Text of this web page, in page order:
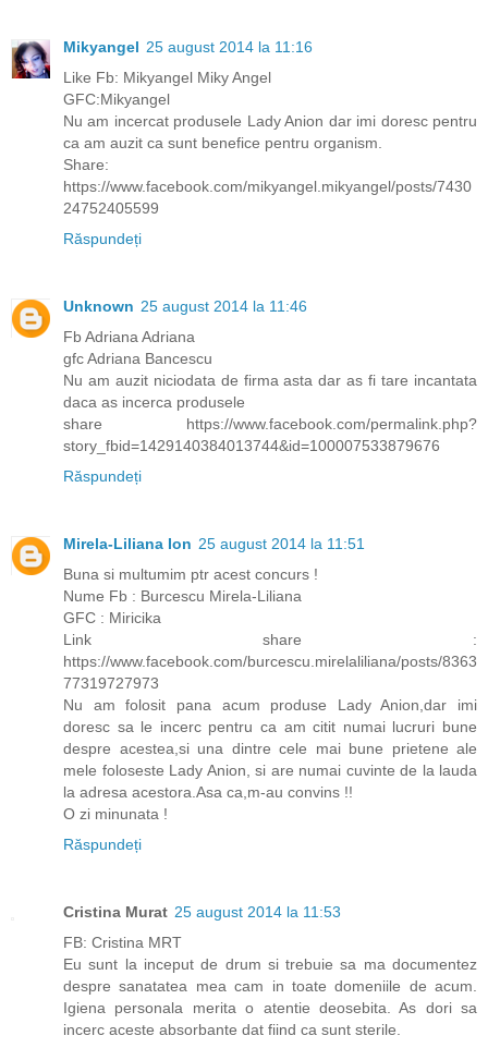
Mikyangel 25 august 2014 la 11:16
Like Fb: Mikyangel Miky Angel
GFC:Mikyangel
Nu am incercat produsele Lady Anion dar imi doresc pentru
ca am auzit ca sunt benefice pentru organism.
Share:
https://www.facebook.com/mikyangel.mikyangel/posts/7430
24752405599
Răspundeți
Unknown 25 august 2014 la 11:46
Fb Adriana Adriana
gfc Adriana Bancescu
Nu am auzit niciodata de firma asta dar as fi tare incantata
daca as incerca produsele
share https://www.facebook.com/permalink.php?
story_fbid=1429140384013744&id=100007533879676
Răspundeți
Mirela-Liliana Ion 25 august 2014 la 11:51
Buna si multumim ptr acest concurs !
Nume Fb : Burcescu Mirela-Liliana
GFC : Miricika
Link share :
https://www.facebook.com/burcescu.mirelaliliana/posts/8363
77319727973
Nu am folosit pana acum produse Lady Anion,dar imi
doresc sa le incerc pentru ca am citit numai lucruri bune
despre acestea,si una dintre cele mai bune prietene ale
mele foloseste Lady Anion, si are numai cuvinte de la lauda
la adresa acestora.Asa ca,m-au convins !!
O zi minunata !
Răspundeți
Cristina Murat 25 august 2014 la 11:53
FB: Cristina MRT
Eu sunt la inceput de drum si trebuie sa ma documentez
despre sanatatea mea cam in toate domeniile de acum.
Igiena personala merita o atentie deosebita. As dori sa
incerc aceste absorbante dat fiind ca sunt sterile.